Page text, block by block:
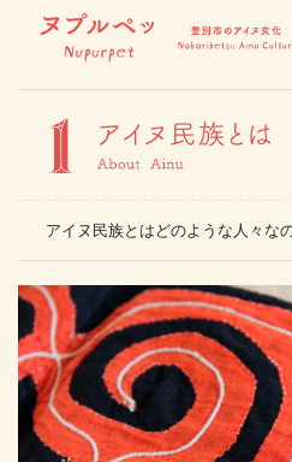
アイヌ民族とはどのような人々な